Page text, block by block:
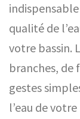
qualité de
votre bassin.
branches, de
gestes
l’eau de